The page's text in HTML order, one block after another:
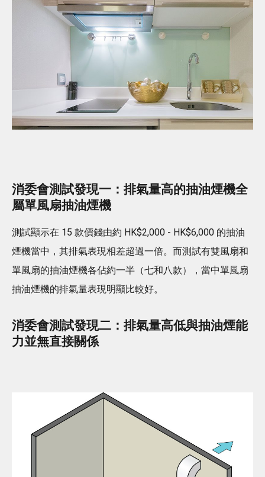
消委會測試發現一：排氣量高的抽油煙機全
屬單風扇抽油煙機
測試顯示在 15 款價錢由約 HK$2,000 - HK$6,000 的抽油
煙機當中，其排氣表現相差超過一倍。而測試有雙風扇和
單風扇的抽油煙機各佔約一半（七和八款），當中單風扇
抽油煙機的排氣量表現明顯比較好。
消委會測試發現二：排氣量高低與抽油煙能
力並無直接關係